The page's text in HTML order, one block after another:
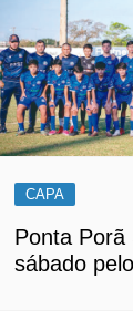
CAPA
Ponta Porã
sábado